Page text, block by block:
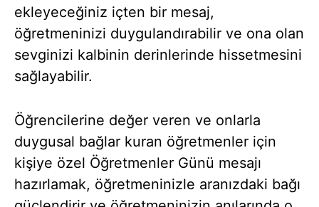
ekleyeceğiniz içten bir mesaj,
öğretmeninizi duygulandırabilir ve ona olan
sevginizi kalbinin derinlerinde hissetmesini
sağlayabilir.
Öğrencilerine değer veren ve onlarla
duygusal bağlar kuran öğretmenler için
kişiye özel Öğretmenler Günü mesajı
hazırlamak, öğretmeninizle aranızdaki bağı